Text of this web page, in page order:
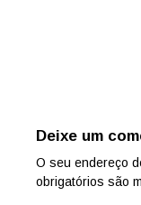
Deixe um
O seu endereço
obrigatórios são